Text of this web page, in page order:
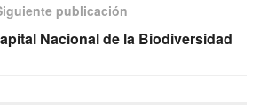
publicación
Nacional de la Biodiversidad